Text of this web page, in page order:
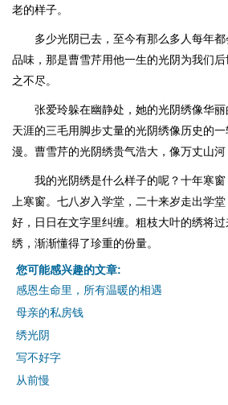
老的样子。
多少光阴已去，至今有那么多人每年
品味，那是曹雪芹用他一生的光阴为我们
之不尽。
张爱玲躲在幽静处，她的光阴绣像华
天涯的三毛用脚步丈量的光阴绣像历史的
漫。曹雪芹的光阴绣贵气浩大，像万丈山河
我的光阴绣是什么样子的呢？十年寒
上寒窗。七八岁入学堂，二十来岁走出学
好，日日在文字里纠缠。粗枝大叶的绣将过
绣，渐渐懂得了珍重的份量。
您可能感兴趣的文章:
感恩生命里，所有温暖的相遇
母亲的私房钱
绣光阴
写不好字
从前慢